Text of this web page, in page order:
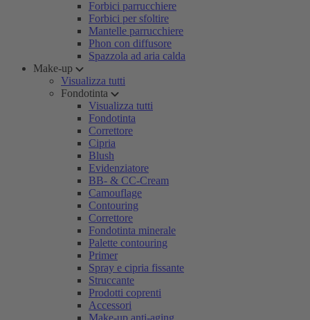
Forbici parrucchiere
Forbici per sfoltire
Mantelle parrucchiere
Phon con diffusore
Spazzola ad aria calda
Make-up
Visualizza tutti
Fondotinta
Visualizza tutti
Fondotinta
Correttore
Cipria
Blush
Evidenziatore
BB- & CC-Cream
Camouflage
Contouring
Correttore
Fondotinta minerale
Palette contouring
Primer
Spray e cipria fissante
Struccante
Prodotti coprenti
Accessori
Make-up anti-aging